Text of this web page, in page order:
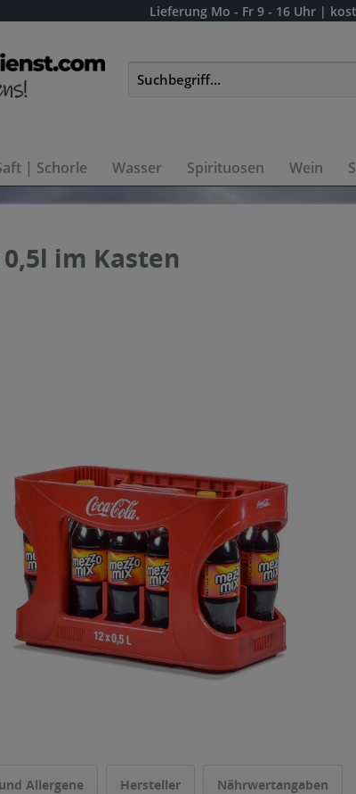
Lieferung Mo - Fr 9 - 16 Uhr |
| Schorle Wasser Spirituosen Wein
im Kasten
Allergene Hersteller Nährwertangaben